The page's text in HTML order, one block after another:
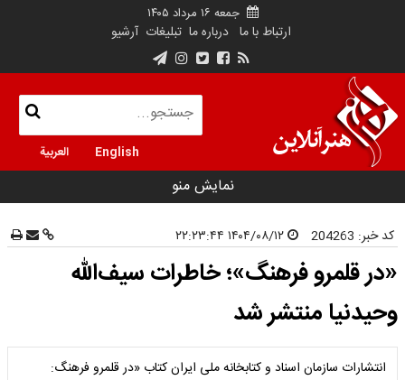
جمعه ۱۶ مرداد ۱۴۰۵
ارتباط با ما درباره ما تبلیغات آرشیو
English العربية
نمایش منو
کد خبر: 204263
«در قلمرو فرهنگ»؛ خاطرات سیف‌الله
وحیدنیا منتشر شد
انتشارات سازمان اسناد و کتابخانه ملی ایران کتاب «در قلمرو فرهنگ: